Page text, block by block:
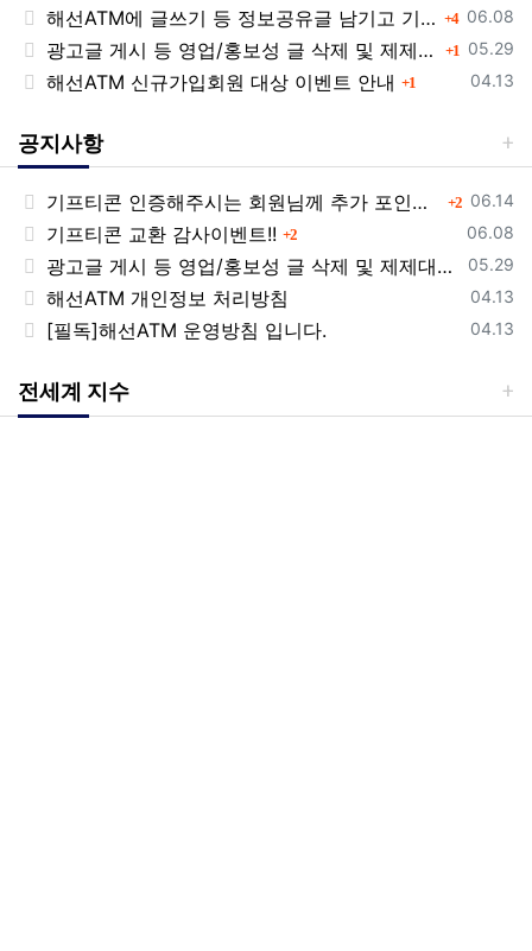
등록일
06.08
해선ATM에 글쓰기 등 정보공유글 남기고 기프티콘 받자! 4댓글
등록일
05.29
광고글 게시 등 영업/홍보성 글 삭제 및 제제대상입니다. 1댓글
등록일
04.13
해선ATM 신규가입회원 대상 이벤트 안내 1
공지사항
등록일
06.14
기프티콘 인증해주시는 회원님께 추가 포인트 쏩니다!! 2댓글
등록일
06.08
기프티콘 교환 감사이벤트!! 2댓글
등록일
05.29
광고글 게시 등 영업/홍보성 글 삭제 및 제제대상입니다.
등록일
04.13
해선ATM 개인정보 처리방침
등록일
04.13
[필독]해선ATM 운영방침 입니다.
전세계 지수